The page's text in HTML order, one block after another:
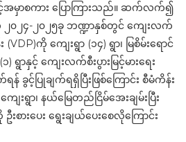
အမှာစကား ပြောကြားသည်။ ဆက်လက်၍
၂၀၂၄-၂၀၂၅ခု ဘဏ္ဍာနှစ်တွင် ကျေးလက်
ကို ကျေးရွာ (၁၄) ရွာ၊ မြစိမ်းရောင်
ရွာနှင့် ကျေးလက်စီးပွားမြင့်မားရေး
င့်ပြုချက်ရရှိပြီးဖြစ်ကြောင်း စီမံကိန်း
းရွာ၊ နယ်မြေတည်ငြိမ်အေးချမ်းပြီး
းပေး ရွေးချယ်ပေးစေလိုကြောင်း